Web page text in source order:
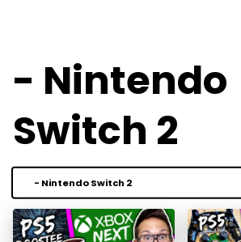
- Nintendo
Switch 2